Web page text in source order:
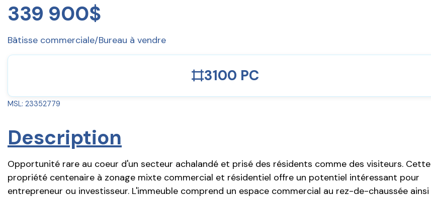
339 900$
Bâtisse commerciale/Bureau à vendre
3100 PC
MSL: 23352779
Description
Opportunité rare au coeur d'un secteur achalandé et prisé des résidents comme des visiteurs. Cette
propriété centenaire à zonage mixte commercial et résidentiel offre un potentiel intéressant pour
entrepreneur ou investisseur. L'immeuble comprend un espace commercial au rez-de-chaussée ainsi